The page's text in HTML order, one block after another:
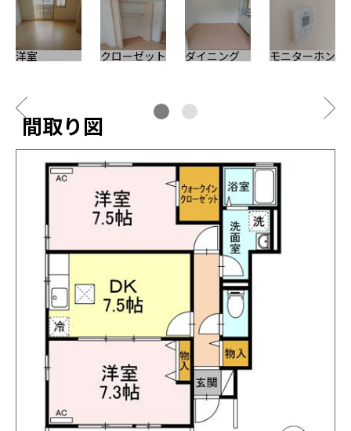
洋室 クローゼット ダイニング モニターホン
間取り図